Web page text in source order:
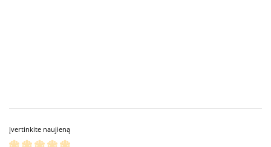
Įvertinkite naujieną